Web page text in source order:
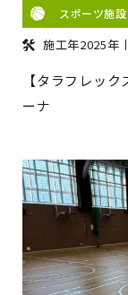
スポーツ施設
施工年2025年
【タラフレッ
ーナ